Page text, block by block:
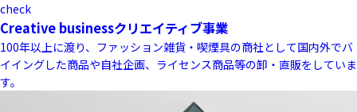
check
Creative businessクリエイティブ事業
100年以上に渡り、ファッション雑貨・喫煙具の商社として国内外でバ
イイングした商品や自社企画、ライセンス商品等の卸・直販をしていま
す。